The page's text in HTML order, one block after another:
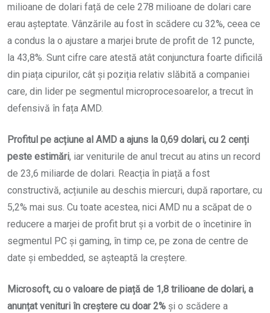
milioane de dolari față de cele 278 milioane de dolari care
erau așteptate. Vânzările au fost în scădere cu 32%, ceea ce
a condus la o ajustare a marjei brute de profit de 12 puncte,
la 43,8%. Sunt cifre care atestă atât conjunctura foarte dificilă
din piața cipurilor, cât și poziția relativ slăbită a companiei
care, din lider pe segmentul microprocesoarelor, a trecut în
defensivă în fața AMD.
Profitul pe acțiune al AMD a ajuns la 0,69 dolari, cu 2 cenți
peste estimări, iar veniturile de anul trecut au atins un record
de 23,6 miliarde de dolari. Reacția în piață a fost
constructivă, acțiunile au deschis miercuri, după raportare, cu
5,2% mai sus. Cu toate acestea, nici AMD nu a scăpat de o
reducere a marjei de profit brut și a vorbit de o încetinire în
segmentul PC și gaming, în timp ce, pe zona de centre de
date și embedded, se așteaptă la creștere.
Microsoft, cu o valoare de piață de 1,8 trilioane de dolari, a
anunțat venituri în creștere cu doar 2% și o scădere a